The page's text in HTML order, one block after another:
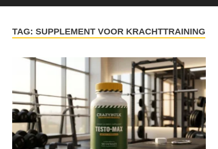
TAG: SUPPLEMENT VOOR KRACHTTRAINING